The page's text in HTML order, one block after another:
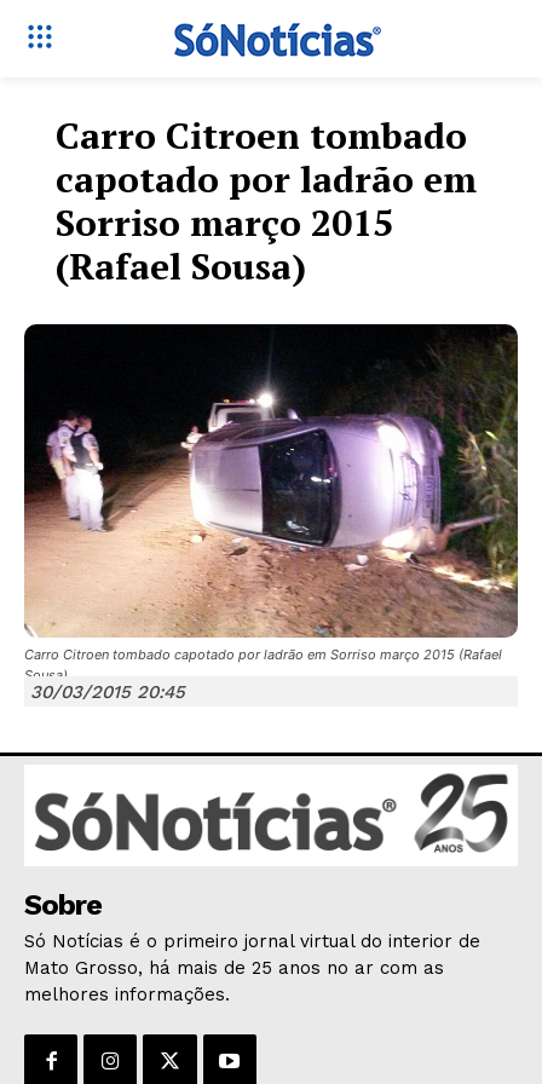
Só Notícias
POLÍTICA
POLÍCIA
ESPORTES
ECONOMIA
OPINIÃO
Carro Citroen tombado
capotado por ladrão em
Sorriso março 2015
(Rafael Sousa)
Carro Citroen tombado capotado por ladrão em Sorriso março 2015 (Rafael
Sousa)
30/03/2015 20:45
Sobre
Só Notícias é o primeiro jornal virtual do interior de
Mato Grosso, há mais de 25 anos no ar com as
melhores informações.